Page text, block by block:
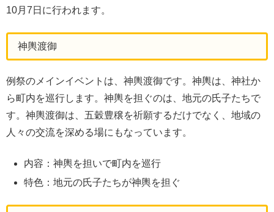
10月7日に行われます。
神輿渡御
例祭のメインイベントは、神輿渡御です。神輿は、神社か
ら町内を巡行します。神輿を担ぐのは、地元の氏子たちで
す。神輿渡御は、五穀豊穣を祈願するだけでなく、地域の
人々の交流を深める場にもなっています。
内容：神輿を担いで町内を巡行
特色：地元の氏子たちが神輿を担ぐ